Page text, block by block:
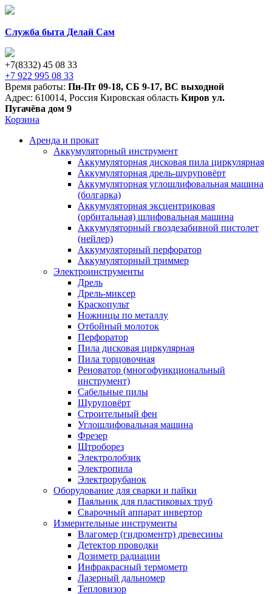
Служба быта Делай Сам
+7(8332) 45 08 33
+7 922 995 08 33
Время работы: Пн-Пт 09-18, СБ 9-17, ВС выходной
Адрес: 610014, Россия Кировская область Киров ул.
Пугачёва дом 9
Корзина
Аренда и прокат
Аккумуляторный инструмент
Аккумуляторная дисковая пила циркулярная
Аккумуляторная дрель-шуруповёрт
Аккумуляторная углошлифовальная машина
(болгарка)
Аккумуляторная эксцентриковая
(орбитальная) шлифовальная машина
Аккумуляторный гвоздезабивной пистолет
(нейлер)
Аккумуляторный перфоратор
Аккумуляторный триммер
Электроинструменты
Дрель
Дрель-миксер
Краскопульт
Ножницы по металлу
Отбойный молоток
Перфоратор
Пила дисковая циркулярная
Пила торцовочная
Реноватор (многофункциональный
инструмент)
Сабельные пилы
Шуруповёрт
Строительный фен
Углошлифовальная машина
Фрезер
Штроборез
Электролобзик
Электропила
Электрорубанок
Оборудование для сварки и пайки
Паяльник для пластиковых труб
Сварочный аппарат инвертор
Измерительные инструменты
Влагомер (гидроментр) древесины
Детектор проводки
Дозиметр радиации
Инфракрасный термометр
Лазерный дальномер
Тепловизор